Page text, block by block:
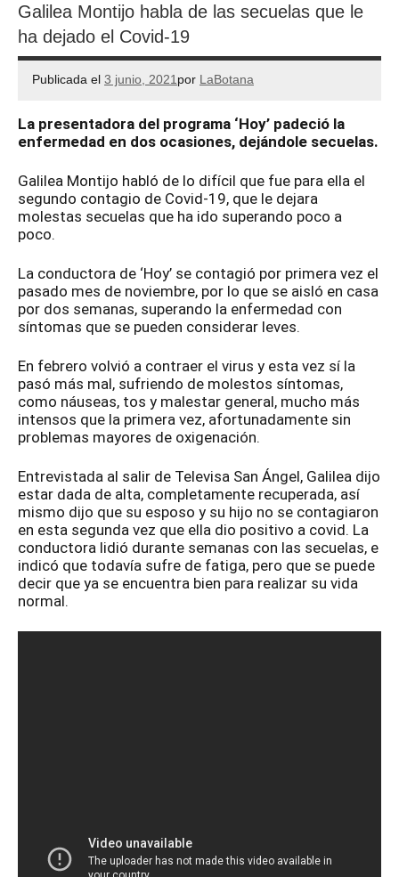
Galilea Montijo habla de las secuelas que le
ha dejado el Covid-19
Publicada el 3 junio, 2021por LaBotana
La presentadora del programa ‘Hoy’ padeció la
enfermedad en dos ocasiones, dejándole secuelas.
Galilea Montijo habló de lo difícil que fue para ella el
segundo contagio de Covid-19, que le dejara
molestas secuelas que ha ido superando poco a
poco.
La conductora de ‘Hoy’ se contagió por primera vez el
pasado mes de noviembre, por lo que se aisló en casa
por dos semanas, superando la enfermedad con
síntomas que se pueden considerar leves.
En febrero volvió a contraer el virus y esta vez sí la
pasó más mal, sufriendo de molestos síntomas,
como náuseas, tos y malestar general, mucho más
intensos que la primera vez, afortunadamente sin
problemas mayores de oxigenación.
Entrevistada al salir de Televisa San Ángel, Galilea dijo
estar dada de alta, completamente recuperada, así
mismo dijo que su esposo y su hijo no se contagiaron
en esta segunda vez que ella dio positivo a covid. La
conductora lidió durante semanas con las secuelas, e
indicó que todavía sufre de fatiga, pero que se puede
decir que ya se encuentra bien para realizar su vida
normal.